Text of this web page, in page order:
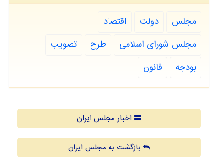
مجلس دولت
اقتصاد
مجلس شورای اسلامی
طرح
تصویب
بودجه
قانون
اخبار مجلس ایران
بازگشت به مجلس ایران